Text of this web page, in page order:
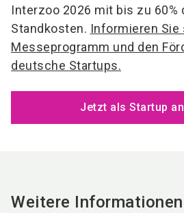
Interzoo 2026 mit bis zu 60%
Standkosten. Informieren Sie
Messeprogramm und den
deutsche Startups.
Jetzt als Startup
Weitere